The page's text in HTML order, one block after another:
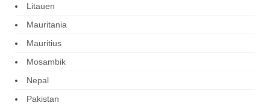
Litauen
Mauritania
Mauritius
Mosambik
Nepal
Pakistan